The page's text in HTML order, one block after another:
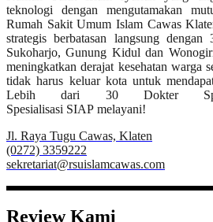
teknologi dengan mengutamakan
Rumah Sakit Umum Islam Cawas
strategis berbatasan langsung
Sukoharjo, Gunung Kidul dan
meningkatkan derajat kesehatan warga
tidak harus keluar kota untuk
Lebih dari 30 Dokter
Spesialisasi SIAP melayani!
Jl. Raya Tugu Cawas, Klaten
(0272) 3359222
sekretariat@rsuislamcawas.com
Review Kami